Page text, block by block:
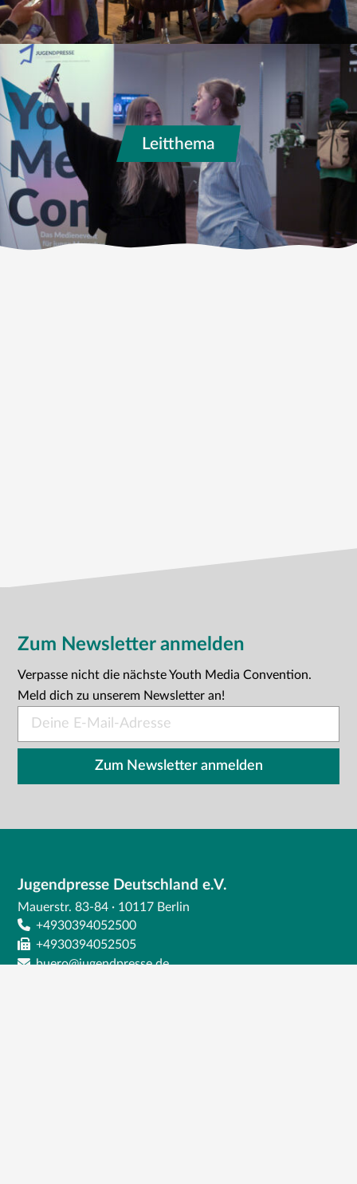
Leitthema
Zum Newsletter anmelden
Verpasse nicht die nächste Youth Media Convention.
Meld dich zu unserem Newsletter an!
Mail*
Zum Newsletter anmelden
Jugendpresse Deutschland e.V.
Mauerstr. 83-84 · 10117 Berlin
+4930394052500
+4930394052505
buero@jugendpresse.de